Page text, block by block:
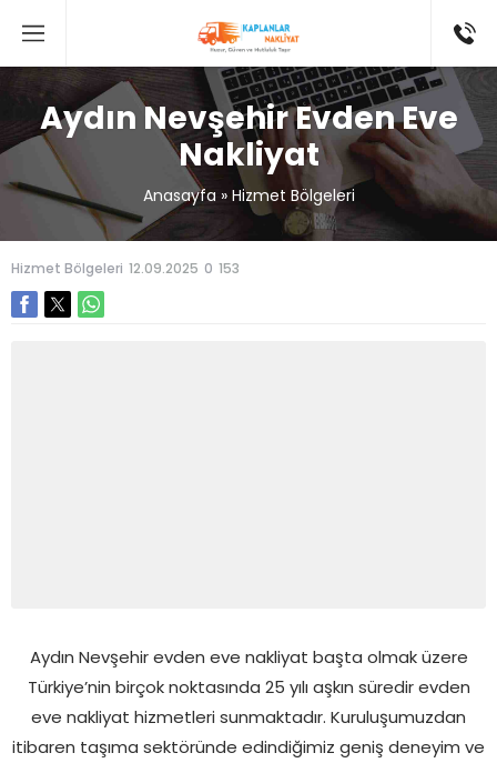
Aydın Nevşehir Evden Eve
Nakliyat
Anasayfa» Hizmet Bölgeleri
Hizmet Bölgeleri 12.09.2025 0 153
Aydın Nevşehir evden eve nakliyat başta olmak üzere
Türkiye’nin birçok noktasında 25 yılı aşkın süredir evden
eve nakliyat hizmetleri sunmaktadır. Kuruluşumuzdan
itibaren taşıma sektöründe edindiğimiz geniş deneyim ve